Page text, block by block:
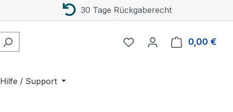
30 Tage Rückgaberecht
0,00 €
Hilfe / Support